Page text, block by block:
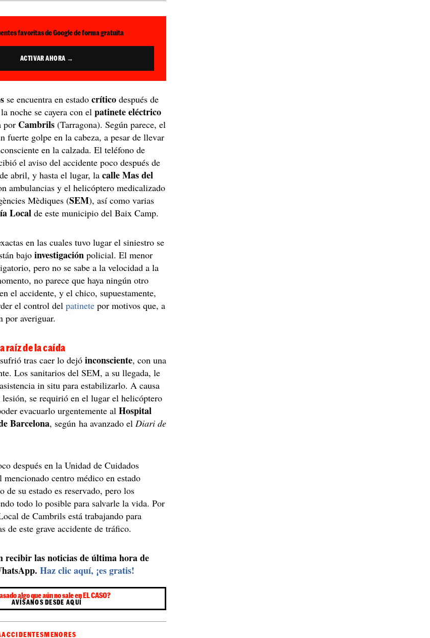
favoritas de Google de forma gratuita
ACTIVAR AHORA →
se encuentra en estadocrítico después de
noche se cayera con elpatinete eléctrico
por Cambrils(Tarragona). Según parece, el
fuerte golpe en la cabeza, a pesar de llevar
en la calzada. El teléfono de
el aviso del accidente poco después de
abril, y hasta el lugar, lacalle Mas del
ambulancias y el helicóptero medicalizado
Mèdiques (SEM), así como varias
Local de este municipio del Baix Camp.
en las cuales tuvo lugar el siniestro se
bajoinvestigación policial. El menor
pero no se sabe a la velocidad a la
no parece que haya ningún otro
el accidente, y el chico, supuestamente,
el control delpatinete por motivos que, a
por averiguar.
raíz de la caída
tras caer lo dejó inconsciente, con una
Los sanitarios del SEM, a su llegada, le
in situ para estabilizarlo. A causa
lesión, se requirió en el lugar el helicóptero
evacuarlo urgentemente al Hospital
Barcelona, según ha avanzado el Diari de
después en la Unidad de Cuidados
centro médico en estado
su estado es reservado, pero los
todo lo posible para salvarle la vida. Por
de Cambrils está trabajando para
de este grave accidente de tráfico.
recibir las noticias de última hora de
Haz clic aquí, ¡es gratis!
algo que aún no sale en EL CASO?
AVÍSANOS DESDE AQUÍ
ACCIDENTESMENORES